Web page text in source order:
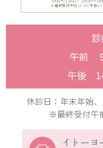
※最終受付午前12:30/午後
午前
午後
休診日：年末年始
※最終受付午
イトーヨ